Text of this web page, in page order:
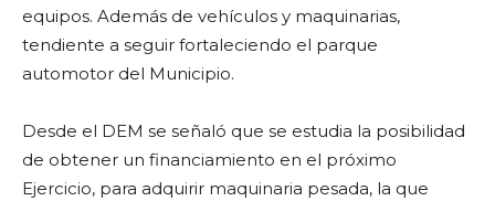
equipos. Además de vehículos y maquinarias,
tendiente a seguir fortaleciendo el parque
automotor del Municipio.
Desde el DEM se señaló que se estudia la posibilidad
de obtener un financiamiento en el próximo
Ejercicio, para adquirir maquinaria pesada, la que